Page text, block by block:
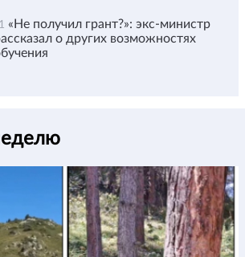
«Не получил грант?»: экс-министр
о других возможностях